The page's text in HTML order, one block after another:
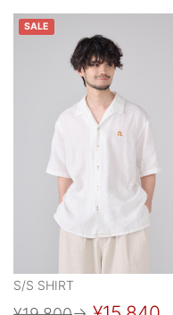
SALE
S/S SHIRT